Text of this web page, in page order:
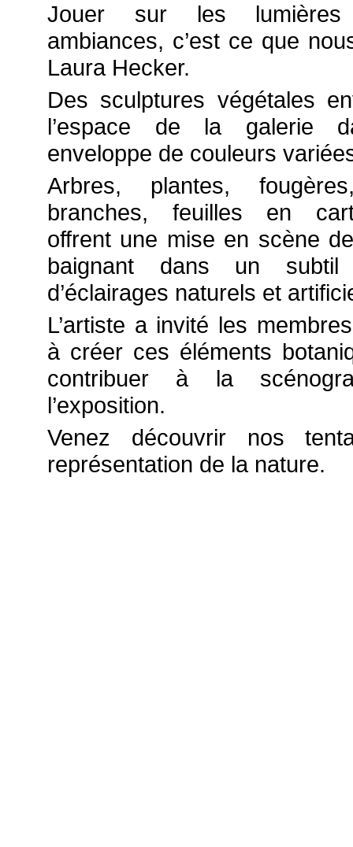
Jouer sur les
ambiances, c’est ce que
Laura Hecker.
Des sculptures végétales
l’espace de la galerie
enveloppe de couleurs
Arbres, plantes,
branches, feuilles en
offrent une mise en scène
baignant dans un subtil
d’éclairages naturels et
L’artiste a invité les
à créer ces éléments
contribuer à la
l’exposition.
Venez découvrir nos
représentation de la nature.